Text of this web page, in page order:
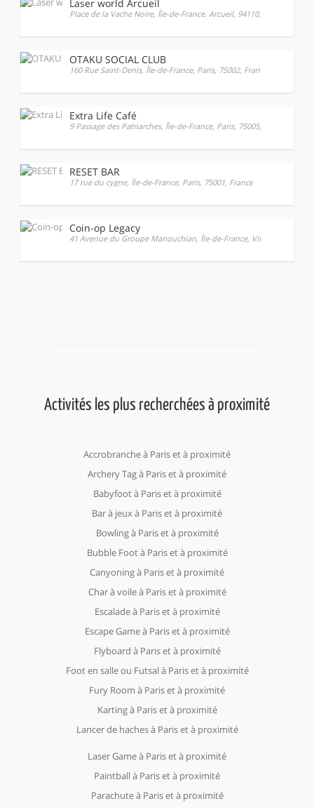
Laser world Arcueil
Place de la Vache Noire, Île-de-France, Arcueil, 94110, France
OTAKU SOCIAL CLUB
160 Rue Saint-Denis, Île-de-France, Paris, 75002, France
Extra Life Café
9 Passage des Patriarches, Île-de-France, Paris, 75005, France
RESET BAR
17 rue du cygne, Île-de-France, Paris, 75001, France
Coin-op Legacy
41 Avenue du Groupe Manouchian, Île-de-France, Vitry-sur-Seine,
Activités les plus recherchées à proximité
Accrobranche à Paris et à proximité
Archery Tag à Paris et à proximité
Babyfoot à Paris et à proximité
Bar à jeux à Paris et à proximité
Bowling à Paris et à proximité
Bubble Foot à Paris et à proximité
Canyoning à Paris et à proximité
Char à voile à Paris et à proximité
Escalade à Paris et à proximité
Escape Game à Paris et à proximité
Flyboard à Paris et à proximité
Foot en salle ou Futsal à Paris et à proximité
Fury Room à Paris et à proximité
Karting à Paris et à proximité
Lancer de haches à Paris et à proximité
Laser Game à Paris et à proximité
Paintball à Paris et à proximité
Parachute à Paris et à proximité